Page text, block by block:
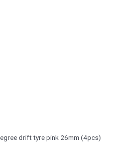
drift tyre pink 26mm (4pcs)